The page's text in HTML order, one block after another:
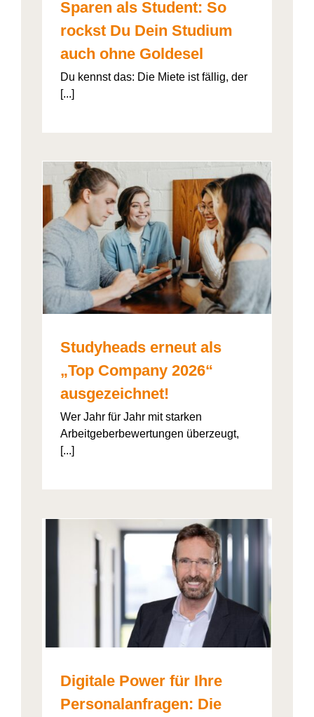
Sparen als Student: So
rockst Du Dein Studium
auch ohne Goldesel
Du kennst das: Die Miete ist fällig, der
[...]
Studyheads erneut als
„Top Company 2026“
ausgezeichnet!
Wer Jahr für Jahr mit starken
Arbeitgeberbewertungen überzeugt,
[...]
Digitale Power für Ihre
Personalanfragen: Die